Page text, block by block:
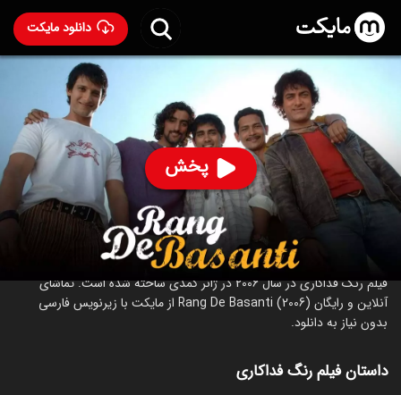
دانلود مایکت
پخش
فیلم هندی رنگ فداکاری
۵۲ 80%
ساخت هند سال 2006
رده سنی ۱۸+
هندی
کمدی درام
درباره فیلم رنگ فداکاری
فیلم رنگ فداکاری در سال 2006 در ژانر کمدی ساخته شده است. تماشای
آنلاین و رایگان Rang De Basanti (2006) از مایکت با زیرنویس فارسی
بدون نیاز به دانلود.
داستان فیلم رنگ فداکاری